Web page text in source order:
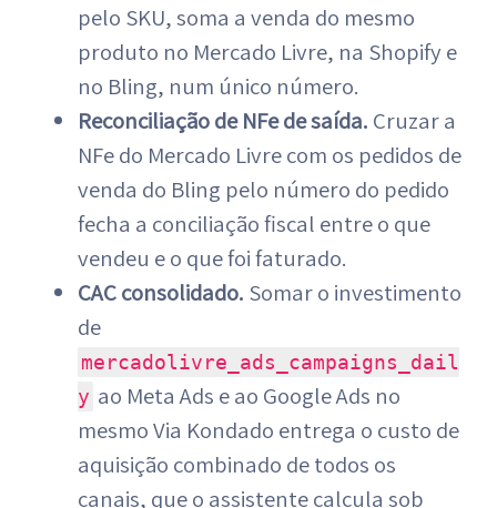
pelo SKU, soma a venda do mesmo
produto no Mercado Livre, na Shopify e
no Bling, num único número.
Reconciliação de NFe de saída. Cruzar a
NFe do Mercado Livre com os pedidos de
venda do Bling pelo número do pedido
fecha a conciliação fiscal entre o que
vendeu e o que foi faturado.
CAC consolidado. Somar o investimento
de
mercadolivre_ads_campaigns_dail
y ao Meta Ads e ao Google Ads no
mesmo Via Kondado entrega o custo de
aquisição combinado de todos os
canais, que o assistente calcula sob